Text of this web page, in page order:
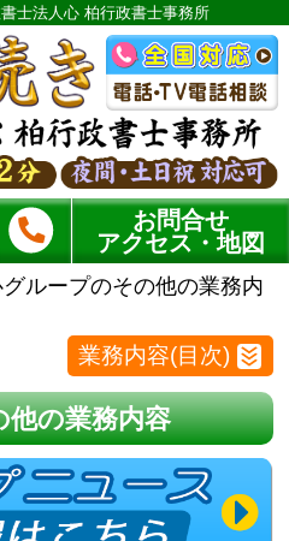
士法人心 柏行政書士事務所
お問合せ
アクセス・地図
ループのその他の業務内
業務内容(目次)
他の業務内容